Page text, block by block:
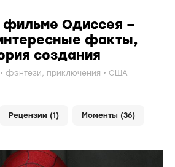
фильме Одиссея –
факты,
создания
фэнтези, приключения США
Рецензии (1) Моменты (36)